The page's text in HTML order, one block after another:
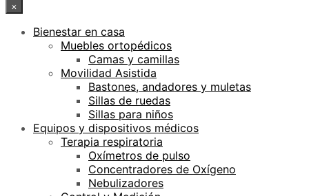
×
Bienestar en casa
Muebles ortopédicos
Camas y camillas
Movilidad Asistida
Bastones, andadores y muletas
Sillas de ruedas
Sillas para niños
Equipos y dispositivos médicos
Terapia respiratoria
Oxímetros de pulso
Concentradores de Oxígeno
Nebulizadores